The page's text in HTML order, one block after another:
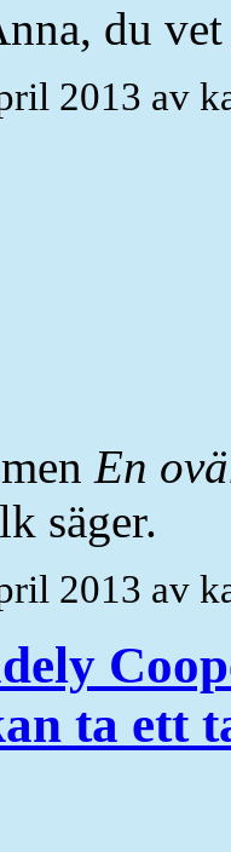
du
2013 av
En
säger.
2013 av
ta ett